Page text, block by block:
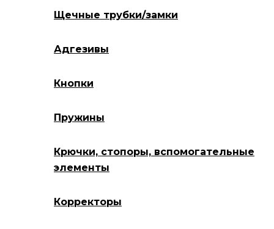
Щечные трубки/замки
Адгезивы
Кнопки
Пружины
Крючки, стопоры, вспомогательные
элементы
Корректоры